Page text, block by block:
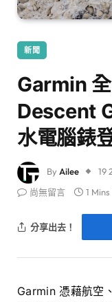
新聞
Garmin
Descent
水電腦錶
By Ailee 19
尚無留言
1
分享出去！
Garmin 憑藉航空